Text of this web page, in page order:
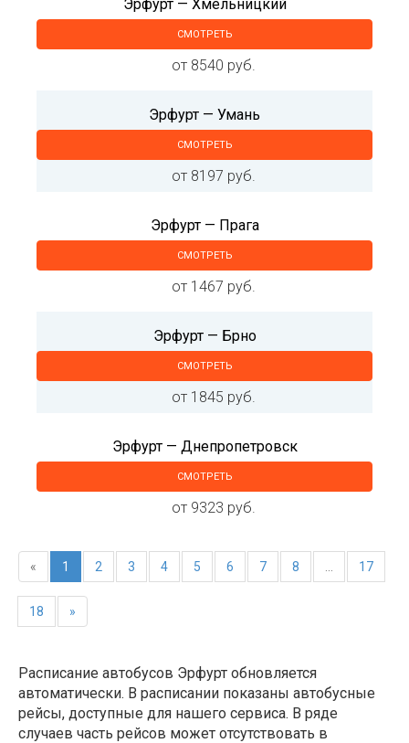
Эрфурт — Хмельницкий
СМОТРЕТЬ
от 8540 руб.
Эрфурт — Умань
СМОТРЕТЬ
от 8197 руб.
Эрфурт — Прага
СМОТРЕТЬ
от 1467 руб.
Эрфурт — Брно
СМОТРЕТЬ
от 1845 руб.
Эрфурт — Днепропетровск
СМОТРЕТЬ
от 9323 руб.
« 1 2 3 4 5 6 7 8 17
18 »
Расписание автобусов Эрфурт обновляется
автоматически. В расписании показаны автобусные
рейсы, доступные для нашего сервиса. В ряде
случаев часть рейсов может отсутствовать в